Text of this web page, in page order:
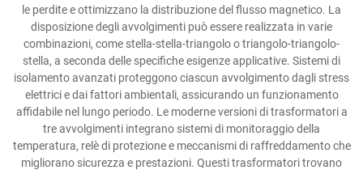
le perdite e ottimizzano la distribuzione del flusso magnetico. La
disposizione degli avvolgimenti può essere realizzata in varie
combinazioni, come stella-stella-triangolo o triangolo-triangolo-
stella, a seconda delle specifiche esigenze applicative. Sistemi di
isolamento avanzati proteggono ciascun avvolgimento dagli stress
elettrici e dai fattori ambientali, assicurando un funzionamento
affidabile nel lungo periodo. Le moderne versioni di trasformatori a
tre avvolgimenti integrano sistemi di monitoraggio della
temperatura, relè di protezione e meccanismi di raffreddamento che
migliorano sicurezza e prestazioni. Questi trasformatori trovano